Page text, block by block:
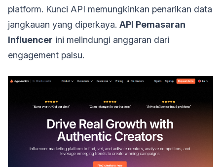
platform. Kunci API memungkinkan penarikan data
jangkauan yang diperkaya. API Pemasaran
Influencer ini melindungi anggaran dari
engagement palsu.